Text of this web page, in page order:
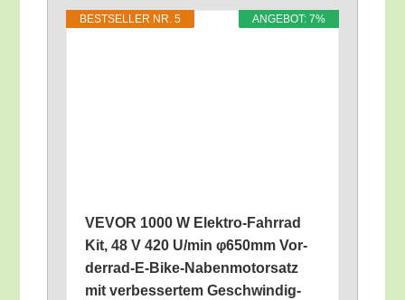
ANGE­BOT: 7%
BEST­SEL­LER NR. 5
VEVOR 1000 W Elek­tro-Fahr­rad
Kit, 48 V 420 U/​min φ650mm Vor­
der­rad-E-Bike-Naben­mo­tor­satz
mit ver­bes­ser­tem Geschwin­dig­